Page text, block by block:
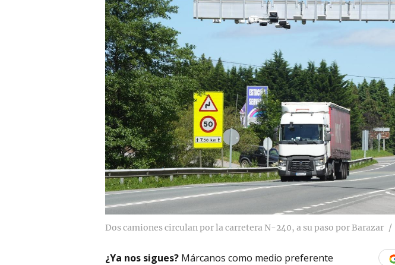
Dos camiones circulan por la carretera N-240, a su paso por Barazar
¿Ya nos sigues? Márcanos como medio preferente